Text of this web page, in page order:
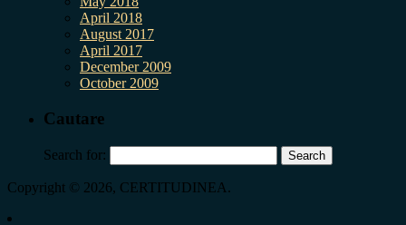
April 2018
August 2017
April 2017
December 2009
October 2009
Cautare
Search for:
Copyright © 2026, CERTITUDINEA.